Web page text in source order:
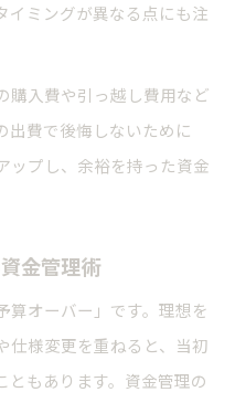
イミングが異なる点にも注
購入費や引っ越し費用など
出費で後悔しないために
ップし、余裕を持った資金
金管理術
算オーバー」です。理想を
仕様変更を重ねると、当初
ともあります。資金管理の